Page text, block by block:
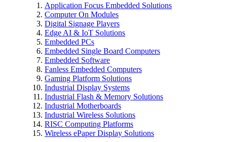
Application Focus Embedded Solutions
Computer On Modules
Digital Signage Players
Edge AI & IoT Solutions
Embedded PCs
Embedded Single Board Computers
Embedded Software
Fanless Embedded Computers
Gaming Platform Solutions
Industrial Display Systems
Industrial Flash & Memory Solutions
Industrial Motherboards
Industrial Wireless Solutions
RISC Computing Platforms
Wireless ePaper Display Solutions